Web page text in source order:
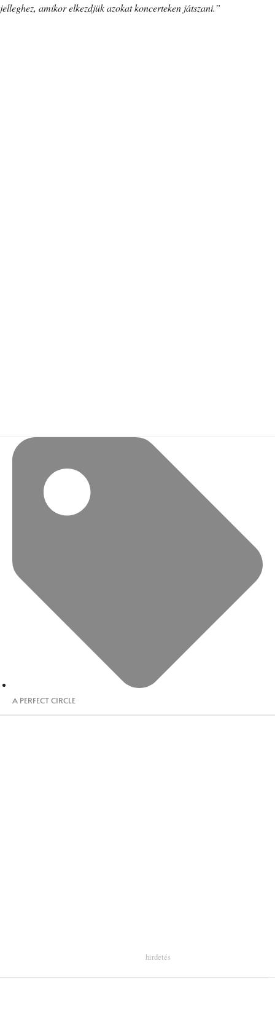
jelleghez, amikor elkezdjük azokat koncerteken játszani.”
A PERFECT CIRCLE